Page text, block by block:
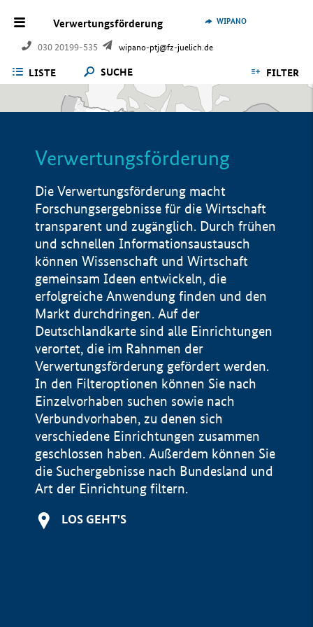
Verwertungsförderung
030 20199-535 wipano-ptj@fz-juelich.de
WIPANO
LISTE SUCHE FILTER
Verwertungsförderung
Die Verwertungsförderung macht
Forschungsergebnisse für die Wirtschaft
transparent und zugänglich. Durch frühen
und schnellen Informationsaustausch
können Wissenschaft und Wirtschaft
gemeinsam Ideen entwickeln, die
erfolgreiche Anwendung finden und den
Markt durchdringen. Auf der
Deutschlandkarte sind alle Einrichtungen
verortet, die im Rahnmen der
Verwertungsförderung gefördert werden.
In den Filteroptionen können Sie nach
Einzelvorhaben suchen sowie nach
Verbundvorhaben, zu denen sich
verschiedene Einrichtungen zusammen
geschlossen haben. Außerdem können Sie
die Suchergebnisse nach Bundesland und
Art der Einrichtung filtern.
LOS GEHT'S